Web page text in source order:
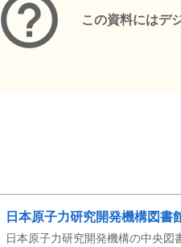
この資料にはデ
日本原子力研究開発機構図書
日本原子力研究開発機構の中央図